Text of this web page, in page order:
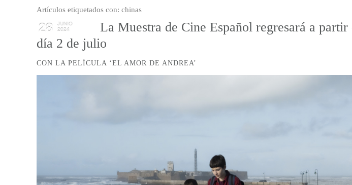
Artículos etiquetados con: chinas
28
JUNIO
2024
La Muestra de Cine Español regresará a partir
día 2 de julio
CON LA PELÍCULA ‘EL AMOR DE ANDREA’